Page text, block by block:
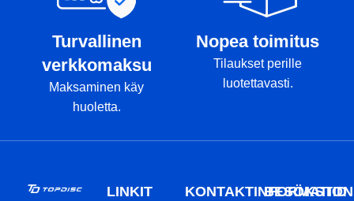
Turvallinen
verkkomaksu
Maksaminen käy
huoletta.
Nopea toimitus
Tilaukset perille
luotettavasti.
LINKIT KONTAKTINFORMATION
BESÖKSTID